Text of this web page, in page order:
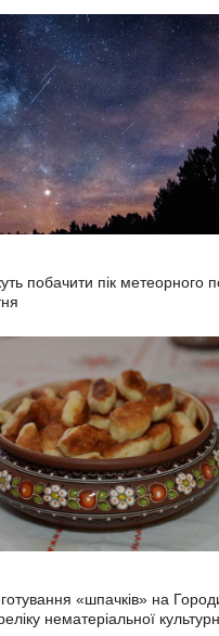
побачити пік метеорного
«шпачків» на
нематеріальної